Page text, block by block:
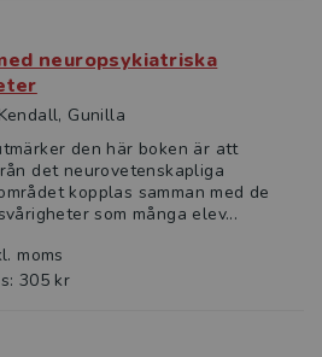
neuropsykiatriska
Gunilla
den här boken är att
det neurovetenskapliga
kopplas samman med de
som många elev...
moms
305 kr